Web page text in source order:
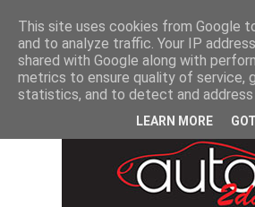
This site uses cookies from Google
and to analyze traffic. Your IP
shared with Google along with
metrics to ensure quality of service,
statistics, and to detect and address
LEARN MORE